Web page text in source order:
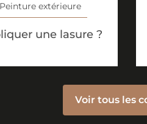
Peinture extérieure
une lasure ?
Voir tous les